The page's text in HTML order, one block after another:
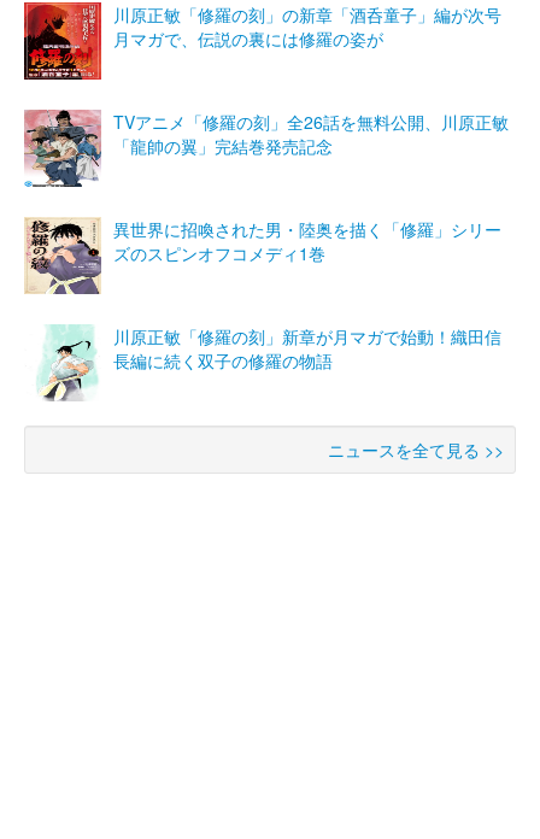
川原正敏「修羅の刻」の新章「酒呑童子」編が次号
月マガで、伝説の裏には修羅の姿が
TVアニメ「修羅の刻」全26話を無料公開、川原正敏
「龍帥の翼」完結巻発売記念
異世界に招喚された男・陸奥を描く「修羅」シリー
ズのスピンオフコメディ1巻
川原正敏「修羅の刻」新章が月マガで始動！織田信
長編に続く双子の修羅の物語
ニュースを全て見る >>